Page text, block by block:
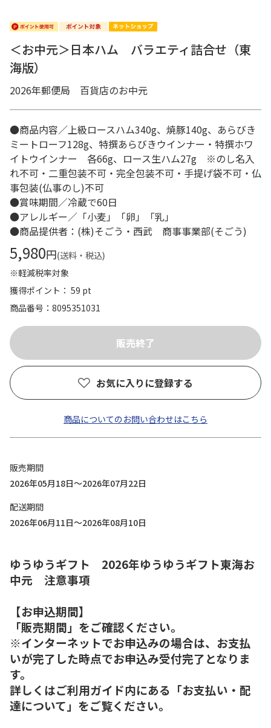
＜お中元＞日本ハム バラエティ詰合せ（東
海版）
2026年郵便局 百貨店のお中元
●商品内容／上級ロースハム340g、焼豚140g、あらびき
ミートローフ128g、特撰あらびきウインナー・特撰ホワ
イトウインナー 各66g、ロース生ハム27g ※のし名入
れ不可・二重包装不可・完全包装不可・手提げ袋不可・仏
事包装(仏事のし)不可
●賞味期間／冷蔵で60日
●アレルギー／「小麦」「卵」「乳」
●商品提供者：(株)そごう・西武 商事事業部(そごう)
5,980円(送料・税込)
※軽減税率対象
獲得ポイント： 59 pt
商品番号
8095351031
お気に入りに登録する
商品についてのお問い合わせはこちら
販売期間
2026年05月18日～2026年07月22日
配送期間
2026年06月11日～2026年08月10日
ゆうゆうギフト 2026年ゆうゆうギフト東海お
中元 注意事項
【お申込期間】
「販売期間」をご確認ください。
※インターネットでお申込みの場合は、お支払
いが完了した時点でお申込み受付完了となりま
す。
詳しくはご利用ガイド内にある「お支払い・配
達について」をご覧ください。